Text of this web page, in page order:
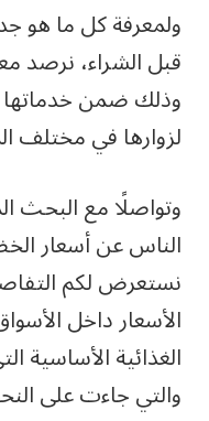
ولمعرفة كل ما هو
قبل الشراء، نرصد
وذلك ضمن خدماتها
لزوارها في مختلف
وتواصلًا مع البحث
الناس عن أسعار
نستعرض لكم
الأسعار داخل
الغذائية الأساسية
والتي جاءت على